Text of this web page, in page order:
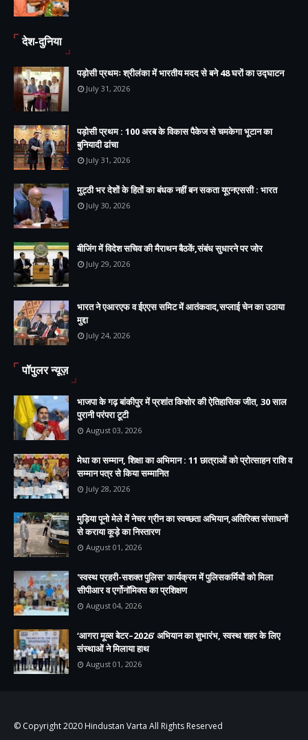
देश-दुनिया
पड़ोसी प्रथमः श्रीलंका में भारतीय मदद से बने 48 घरों का उद्घाटन
July 31, 2026
पड़ोसी प्रथम : 100 अरब के विकास पैकेज से चमकेगा भूटान का
बुनियादी ढांचा
July 31, 2026
मुट्ठी भर देशों के हितों का बंधक नहीं बन सकता यूएनएससी : भारत
July 30, 2026
बीजिंग में विदेश सचिव की मैराथन बैठकें,संबंध सुधारने पर जोर
July 29, 2026
भारत ने एआरएफ व ईएएस समिट में आतंकवाद,सप्लाई चेन का उठाया
मुद्दा
July 24, 2026
पॉपुलर न्यूज़
भाजपा के गढ़ बांकीपुर में प्रशांत किशोर की ऐतिहासिक जीत, 30 साल
पुरानी परंपरा टूटी
August 03, 2026
मेधा का सम्मान, शिक्षा का अभिमान : 11 छात्राओं को प्रोत्साहन राशि व
सम्मान पत्र से किया सम्मानित
July 28, 2026
मुड़िया पूनो मेले में नेचर ग्रीन का स्वच्छता अभियान,अतिरिक्त संसाधनों
से कराया कूड़े का निस्तारण
August 01, 2026
'स्वस्थ प्रहरी-सशक्त पुलिस' कार्यक्रम में पुलिसकर्मियों को मिला
सीपीआर व एर्गोनॉमिक्स का प्रशिक्षण
August 04, 2026
‘आगरा मूव्स बेटर–2026’ अभियान का शुभारंभ, स्वस्थ शहर के लिए
संस्थाओं ने मिलाया हाथ
August 01, 2026
© Copyright 2020 Hindustan Varta All Rights Reserved